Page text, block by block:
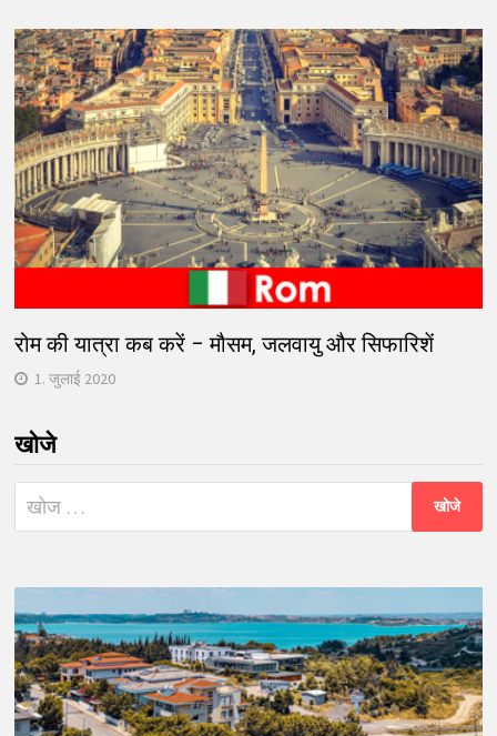
रोम की यात्रा कब करें – मौसम, जलवायु और सिफारिशें
1. जुलाई 2020
खोजे
निम्न
को